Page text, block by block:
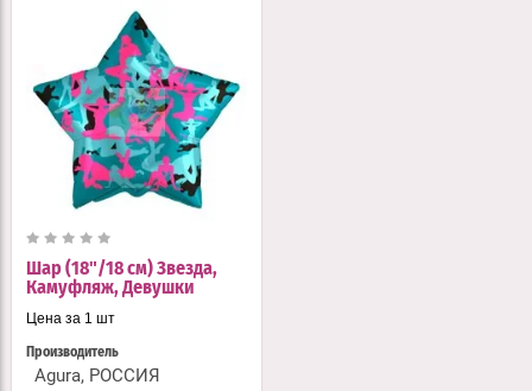
Шар (18"/18 см) Звезда,
Камуфляж, Девушки
Цена за 1 шт
Производитель
Agura, РОССИЯ